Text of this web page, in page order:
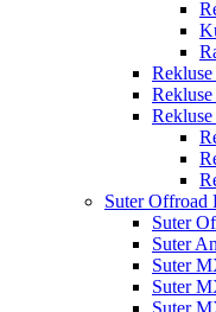
Suter Offroad
Suter
Suter
Suter
Suter
Suter